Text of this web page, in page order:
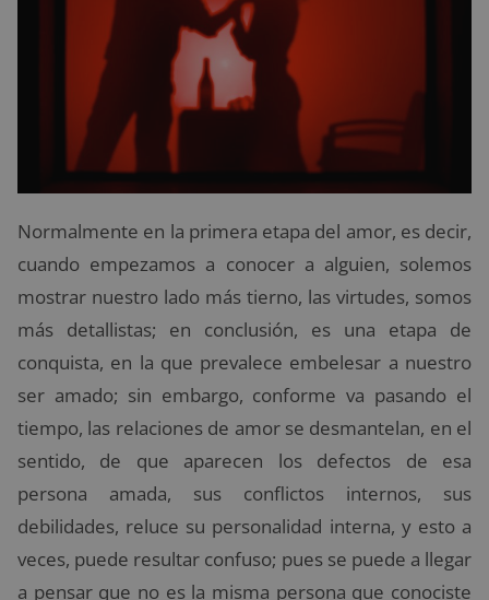
Normalmente en la primera etapa del amor, es decir,
cuando empezamos a conocer a alguien, solemos
mostrar nuestro lado más tierno, las virtudes, somos
más detallistas; en conclusión, es una etapa de
conquista, en la que prevalece embelesar a nuestro
ser amado; sin embargo, conforme va pasando el
tiempo, las relaciones de amor se desmantelan, en el
sentido, de que aparecen los defectos de esa
persona amada, sus conflictos internos, sus
debilidades, reluce su personalidad interna, y esto a
veces, puede resultar confuso; pues se puede a llegar
a pensar que no es la misma persona que conociste